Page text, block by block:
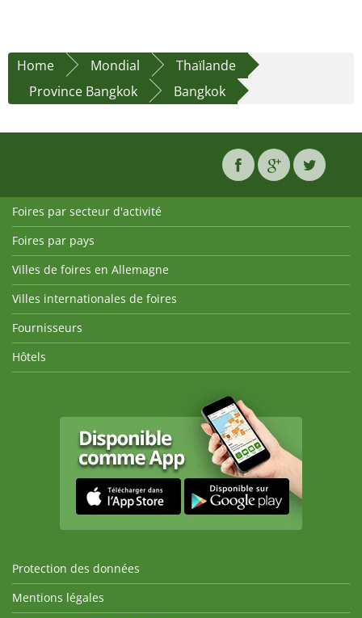
Home Mondial
Thaïlande
Province Bangkok
Bangkok
Foires par secteur d'activité
Foires par pays
Villes de foires en Allemagne
Villes internationales de foires
Fournisseurs
Hôtels
Protection des données
Mentions légales